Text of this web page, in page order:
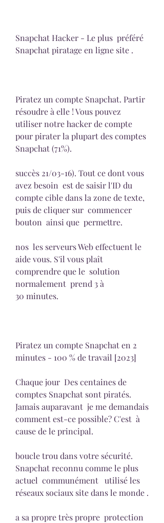
Snapchat Hacker - Le plus  préféré
Snapchat piratage en ligne site .
Piratez un compte Snapchat. Partir
résoudre à elle ! Vous pouvez
utiliser notre hacker de compte
pour pirater la plupart des comptes
Snapchat (71%).
succès 21/03-16). Tout ce dont vous
avez besoin  est de saisir l'ID du
compte cible dans la zone de texte,
puis de cliquer sur  commencer
bouton  ainsi que  permettre.
nos  les serveurs Web effectuent le
aide vous. S'il vous plaît
comprendre que le  solution
normalement  prend 3 à
30 minutes.
Piratez un compte Snapchat en 2
minutes - 100 % de travail [2023]
Chaque jour  Des centaines de
comptes Snapchat sont piratés.
Jamais auparavant  je me demandais
comment est-ce possible? C'est  à
cause de le principal.
boucle trou dans votre sécurité.
Snapchat reconnu comme le plus
actuel  communément   utilisé les
réseaux sociaux site dans le monde .
a sa propre très propre  protection